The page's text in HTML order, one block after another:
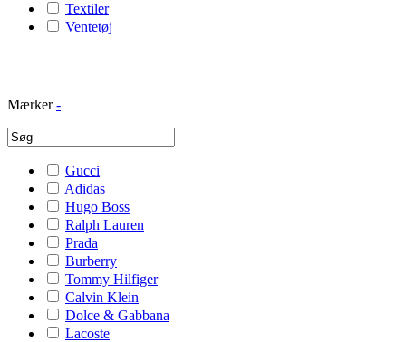
Textiler
Ventetøj
Mærker -
Gucci
Adidas
Hugo Boss
Ralph Lauren
Prada
Burberry
Tommy Hilfiger
Calvin Klein
Dolce & Gabbana
Lacoste